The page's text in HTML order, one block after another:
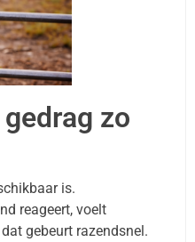
zo
is.
reageert, voelt
gebeurt razendsnel.